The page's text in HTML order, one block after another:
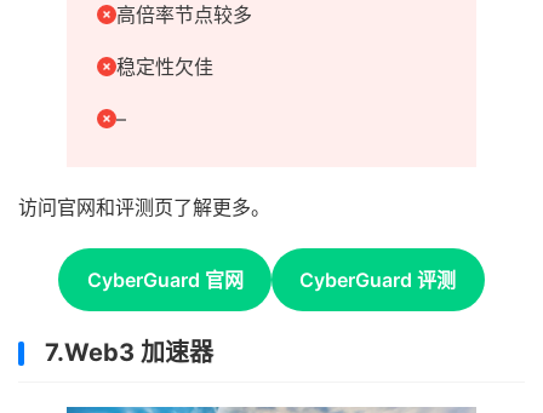
高倍率节点较多
稳定性欠佳
–
访问官网和评测页了解更多。
CyberGuard 官网 CyberGuard 评测
7.Web3 加速器